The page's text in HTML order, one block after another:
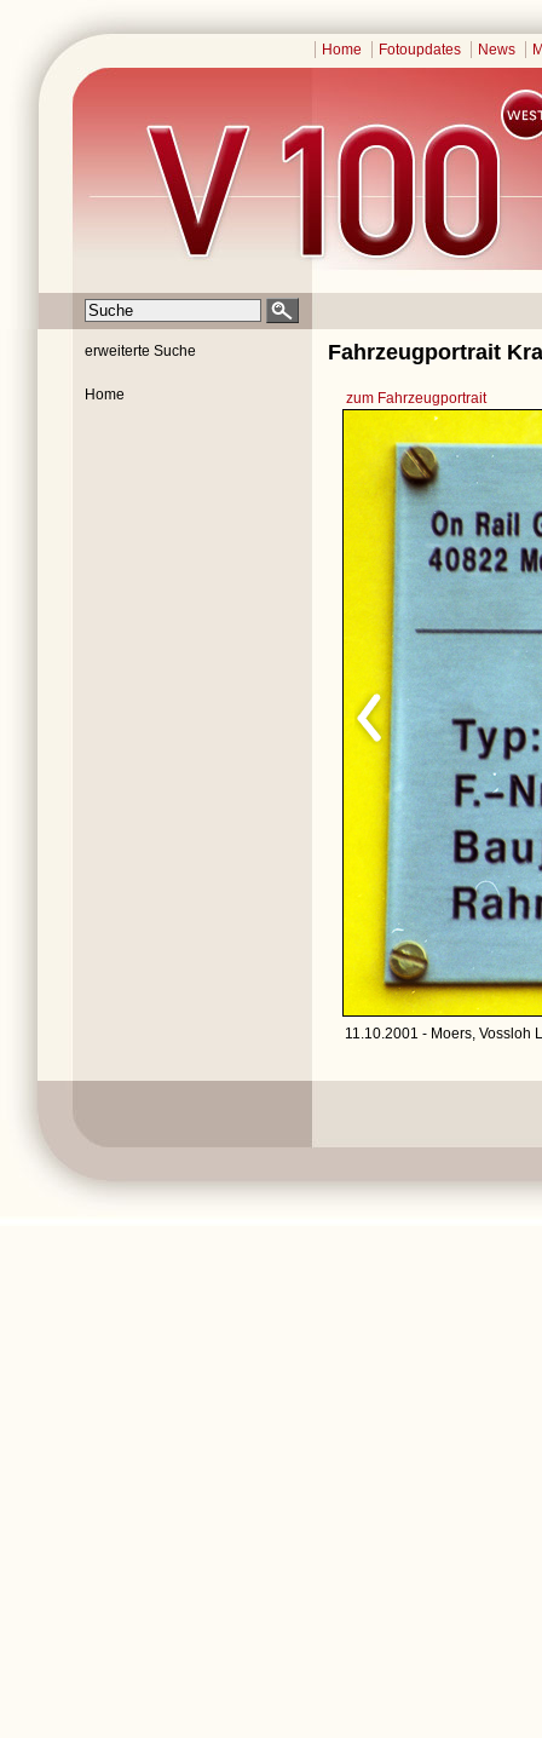
Home Fotoupdates News
erweiterte Suche
Home
Fahrzeugportrait
zum Fahrzeugportrait
11.10.2001 - Moers, Vossloh